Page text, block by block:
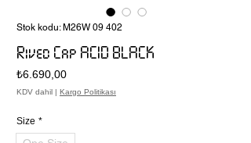
Stok kodu: M26W 09 402
Rived Cap ACID BLACK
₺6.690,00Fiyat
KDV dahil | Kargo Politikası
Size *